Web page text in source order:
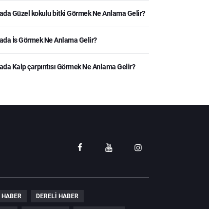
Güzel kokulu bitki Görmek Ne Anlama Gelir?
İs Görmek Ne Anlama Gelir?
Kalp çarpıntısı Görmek Ne Anlama Gelir?
DERELI HABER